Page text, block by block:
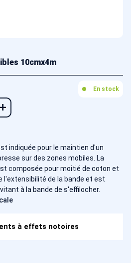
10cmx4m
En stock
+
indiquée pour le maintien d'un
sur des zones mobiles. La
composée pour moitié de coton et
l'extensibilité de la bande et est
à la bande de s'effilocher.
à effets notoires